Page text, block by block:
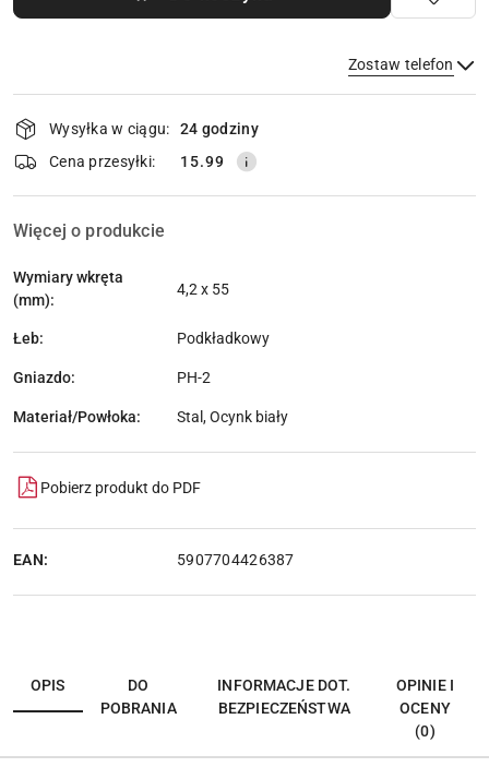
Zostaw telefon
Wyślij
Dostępność
i
dostawa
Wysyłka w ciągu:
24 godziny
Cena przesyłki:
15.99
Więcej o produkcie
Wymiary wkręta
(mm):
4,2 x 55
Łeb: Podkładkowy
Gniazdo: PH-2
Materiał/Powłoka: Stal, Ocynk biały
Pobierz produkt do PDF
EAN: 5907704426387
OPIS
DO
POBRANIA
INFORMACJE DOT.
BEZPIECZEŃSTWA
OPINIE I
OCENY
(0)